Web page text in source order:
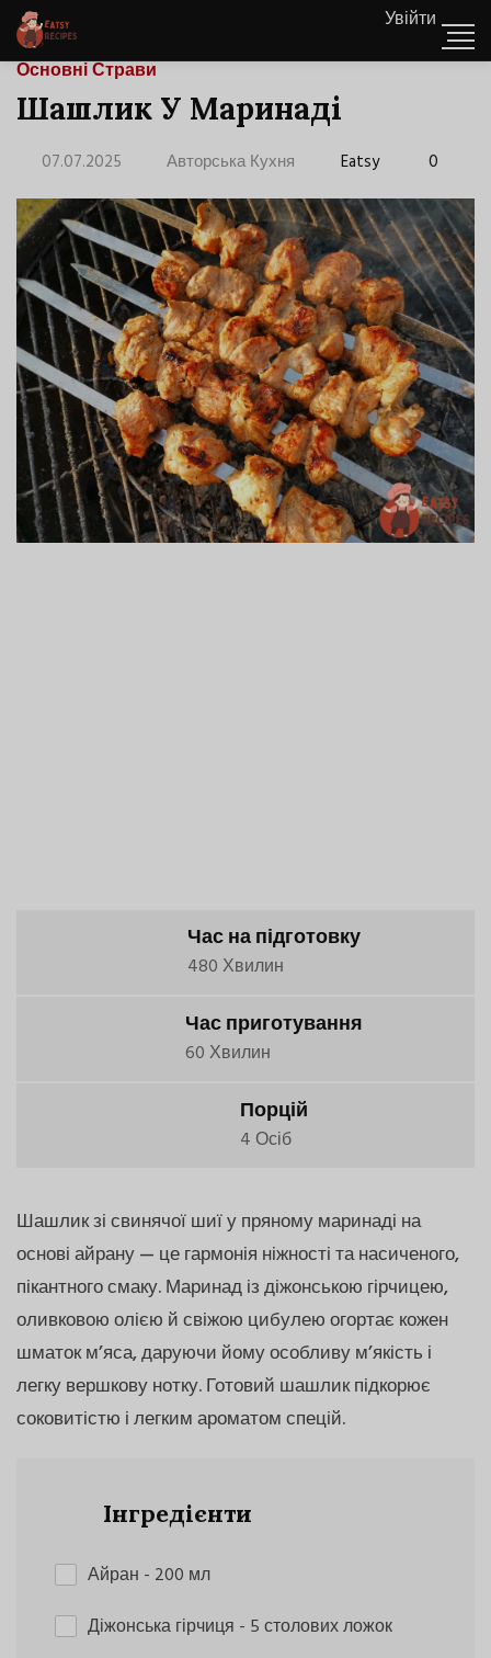
Увійти
Основні Страви
Шашлик У Маринаді
07.07.2025 Авторська Кухня Eatsy 0
Час на підготовку
480 Хвилин
Час приготування
60 Хвилин
Порцій
4 Осіб
Шашлик зі свинячої шиї у пряному маринаді на
основі айрану — це гармонія ніжності та насиченого,
пікантного смаку. Маринад із діжонською гірчицею,
оливковою олією й свіжою цибулею огортає кожен
шматок м’яса, даруючи йому особливу м’якість і
легку вершкову нотку. Готовий шашлик підкорює
соковитістю і легким ароматом спецій.
Інгредієнти
Айран - 200 мл
Діжонська гірчиця - 5 столових ложок